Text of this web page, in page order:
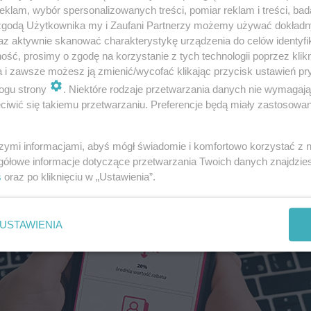
zakupy! Aż 6 dni rabatów! Czekają na Ciebie
akcji biorą udział znane marki m.in. z kategorii: moda,
wybór spersonalizowanych treści, pomiar reklam i treści,
Użytkownika my i Zaufani Partnerzy możemy używać
aktywnie skanować charakterystykę urządzenia do celów
prosimy o zgodę na korzystanie z tych technologii poprzez
i zawsze możesz ją zmienić/wycofać klikając przycisk ustawień
strony
. Niektóre rodzaje przetwarzania danych nie
się takiemu przetwarzaniu. Preferencje będą miały
informacjami, abyś mógł świadomie i komfortowo korzystać z
informacje dotyczące przetwarzania Twoich danych
oraz po kliknięciu w „Ustawienia”.
USTAWIENIA